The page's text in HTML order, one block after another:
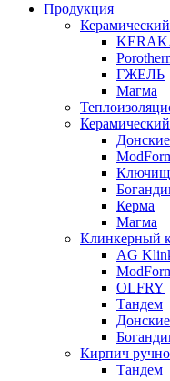
Продукция
ГЖЕЛЬ
Магма
Керма
Магма
Клинкерный
AG
OLFRY
Тандем
Кирпич
Тандем